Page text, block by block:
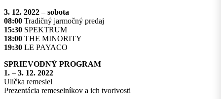
3. 12. 2022 – sobota
08:00 Tradičný jarmočný predaj
15:30 SPEKTRUM
18:00 THE MINORITY
19:30 LE PAYACO
SPRIEVODNÝ PROGRAM
1. – 3. 12. 2022
Ulička remesiel
Prezentácia remeselníkov a ich tvorivosti